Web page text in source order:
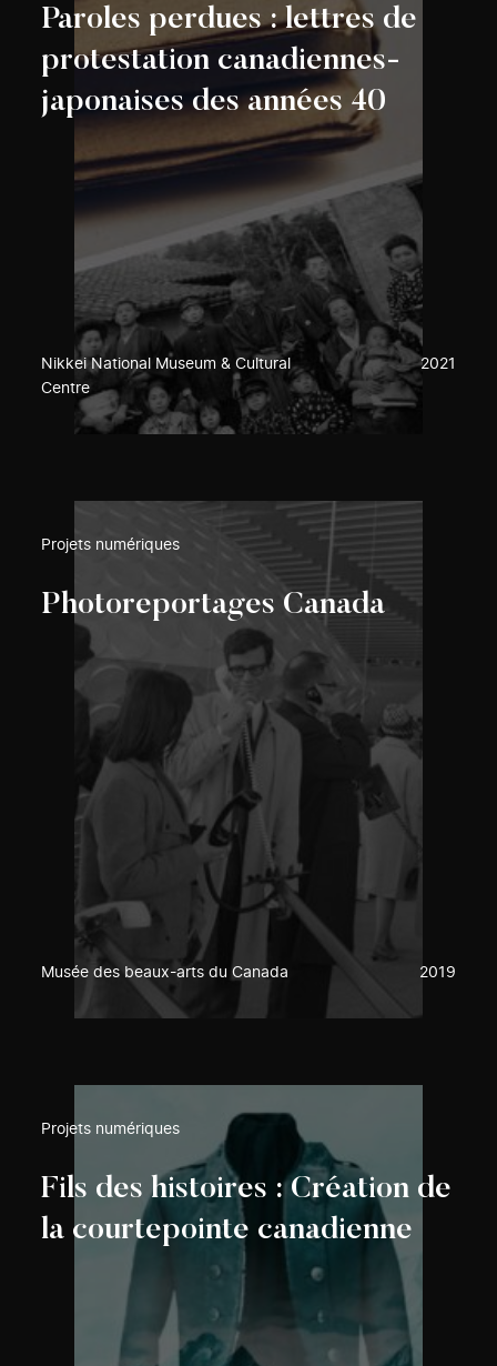
Paroles perdues : lettres de
protestation canadiennes-
japonaises des années 40
Nikkei National Museum & Cultural
Centre
2021
Projets numériques
Photoreportages Canada
Musée des beaux-arts du Canada 2019
Projets numériques
Fils des histoires : Création de
la courtepointe canadienne